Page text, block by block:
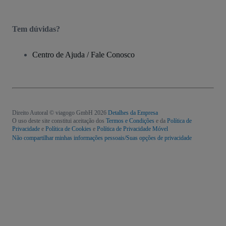
Tem dúvidas?
Centro de Ajuda / Fale Conosco
Direito Autoral © viagogo GmbH 2026 Detalhes da Empresa
O uso deste site constitui aceitação dos Termos e Condições e da Política de
Privacidade e Política de Cookies e Política de Privacidade Móvel
Não compartilhar minhas informações pessoais/Suas opções de privacidade